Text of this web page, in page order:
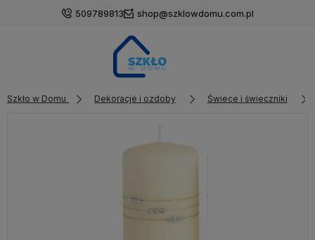
509789813 shop@szklowdomu.com.pl
Szkło w Domu Dekoracje i ozdoby Świece i świeczniki